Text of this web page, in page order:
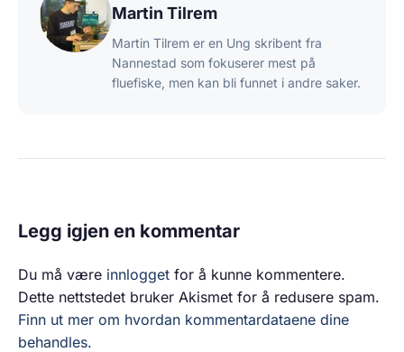
Martin Tilrem
Martin Tilrem er en Ung skribent fra
Nannestad som fokuserer mest på
fluefiske, men kan bli funnet i andre saker.
Legg igjen en kommentar
Du må være innlogget for å kunne kommentere.
Dette nettstedet bruker Akismet for å redusere spam.
Finn ut mer om hvordan kommentardataene dine
behandles.